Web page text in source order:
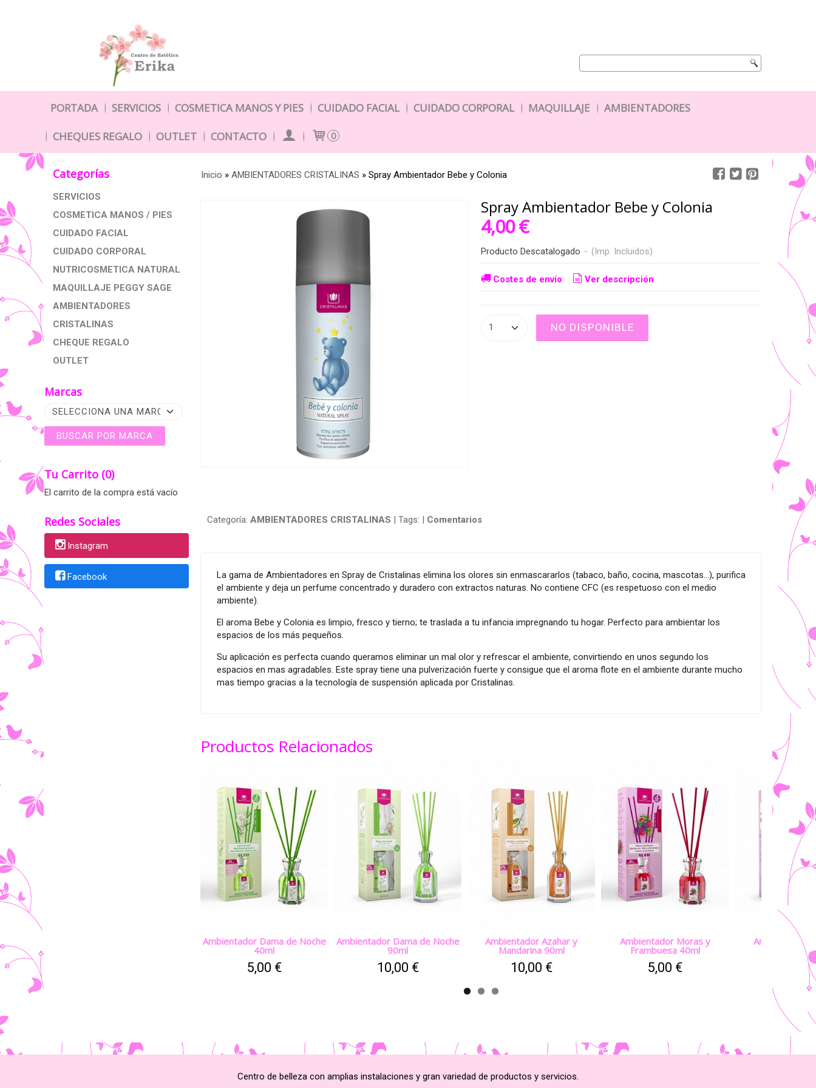
PORTADA SERVICIOS COSMETICA MANOS Y PIES CUIDADO FACIAL CUIDADO CORPORAL MAQUILLAJE AMBIENTADORES
CHEQUES REGALO OUTLET CONTACTO 0
Categorías
SERVICIOS
COSMETICA MANOS / PIES
CUIDADO FACIAL
CUIDADO CORPORAL
NUTRICOSMETICA NATURAL
MAQUILLAJE PEGGY SAGE
AMBIENTADORES
CRISTALINAS
CHEQUE REGALO
OUTLET
Marcas
Tu Carrito (0)
El carrito de la compra está vacío
Redes Sociales
Instagram
Facebook
Inicio » AMBIENTADORES CRISTALINAS » Spray Ambientador Bebe y Colonia
Spray Ambientador Bebe y Colonia
4,00 €
Producto Descatalogado - (Imp. Incluidos)
Costes de envío Ver descripción
NO DISPONIBLE
Categoría: AMBIENTADORES CRISTALINAS | Tags: | Comentarios
La gama de Ambientadores en Spray de Cristalinas elimina los olores sin enmascararlos (tabaco, baño, cocina, mascotas...), purifica
el ambiente y deja un perfume concentrado y duradero con extractos naturas. No contiene CFC (es respetuoso con el medio
ambiente).
El aroma Bebe y Colonia es limpio, fresco y tierno; te traslada a tu infancia impregnando tu hogar. Perfecto para ambientar los
espacios de los más pequeños.
Su aplicación es perfecta cuando queramos eliminar un mal olor y refrescar el ambiente, convirtiendo en unos segundo los
espacios en mas agradables. Este spray tiene una pulverización fuerte y consigue que el aroma flote en el ambiente durante mucho
mas tiempo gracias a la tecnología de suspensión aplicada por Cristalinas.
Productos Relacionados
Ambientador Dama de Noche
40ml
5,00 €
Ambientador Dama de Noche
90ml
10,00 €
Ambientador Azahar y
Mandarina 90ml
10,00 €
Ambientador Moras y
Frambuesa 40ml
5,00 €
Ambientador
Frambuesa
10,00
Centro de belleza con amplias instalaciones y gran variedad de productos y servicios.